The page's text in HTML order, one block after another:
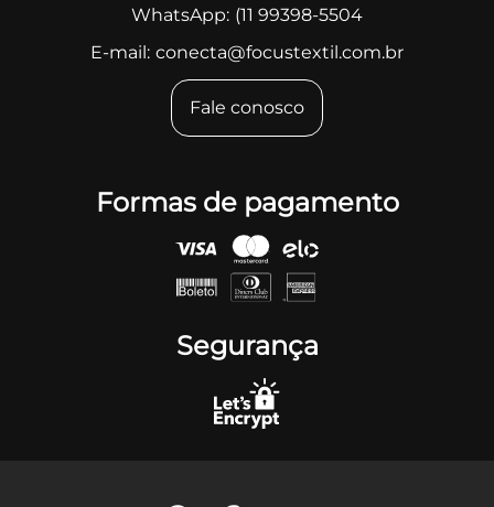
WhatsApp: (11 99398-5504
E-mail: conecta@focustextil.com.br
Fale conosco
Formas de pagamento
Segurança